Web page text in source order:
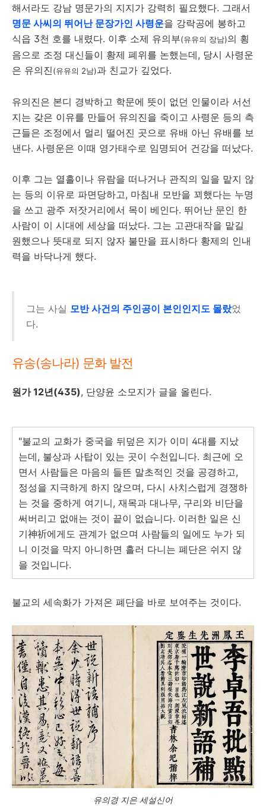
해서라도 강남 명문가의 지지가 강력히 필요했다. 그래서
명문 사씨의 뛰어난 문장가인 사령운을 강락공에 봉하고
식읍 3천 호를 내렸다. 이후 소제 유의부(유유의 장남)의 횡
음으로 조정 대신들이 황제 폐위를 논했는데, 당시 사령운
은 유의진(유유의 2남)과 친교가 깊었다.
유의진은 본디 경박하고 학문에 뜻이 없던 인물이라 서선
지는 갖은 이유를 만들어 유의진을 죽이고 사령운 등의 측
근들은 조정에서 멀리 떨어진 곳으로 유배 아닌 유배를 보
낸다. 사령운은 이때 영가태수로 임명되어 건강을 떠났다.
이후 그는 열흘이나 유람을 떠나거나 관직의 일을 맡지 않
는 등의 이유로 파면당하고, 마침내 모반을 꾀했다는 누명
을 쓰고 광주 저잣거리에서 목이 베인다. 뛰어난 문인 한
사람이 이 시대에 세상을 떠났다. 그는 고관대작을 맡길
원했으나 뜻대로 되지 않자 불만을 표시하다 황제의 인내
력을 바닥나게 했다.
그는 사실 모반 사건의 주인공이 본인인지도 몰랐었
다.
유송(송나라) 문화 발전
원가 12년(435), 단양윤 소모지가 글을 올린다.
"불교의 교화가 중국을 뒤덮은 지가 이미 4대를 지났
는데, 불상과 사탑이 있는 곳이 수천입니다. 최근에 오
면서 사람들은 마음의 들뜬 말초적인 것을 공경하고,
정성을 지극하게 하지 않으며, 다시 사치스럽게 경쟁하
는 것을 중하게 여기니, 재목과 대나무, 구리와 비단을
써버리고 없애는 것이 끝이 없습니다. 이러한 일은 신
기神祈에게도 관계가 없으며 사람들의 일에도 누가 되
니 이것을 막지 아니하면 흘러 다니는 폐단은 쉬지 않
을 것입니다.
불교의 세속화가 가져온 폐단을 바로 보여주는 것이다.
유의경 지은 세설신어